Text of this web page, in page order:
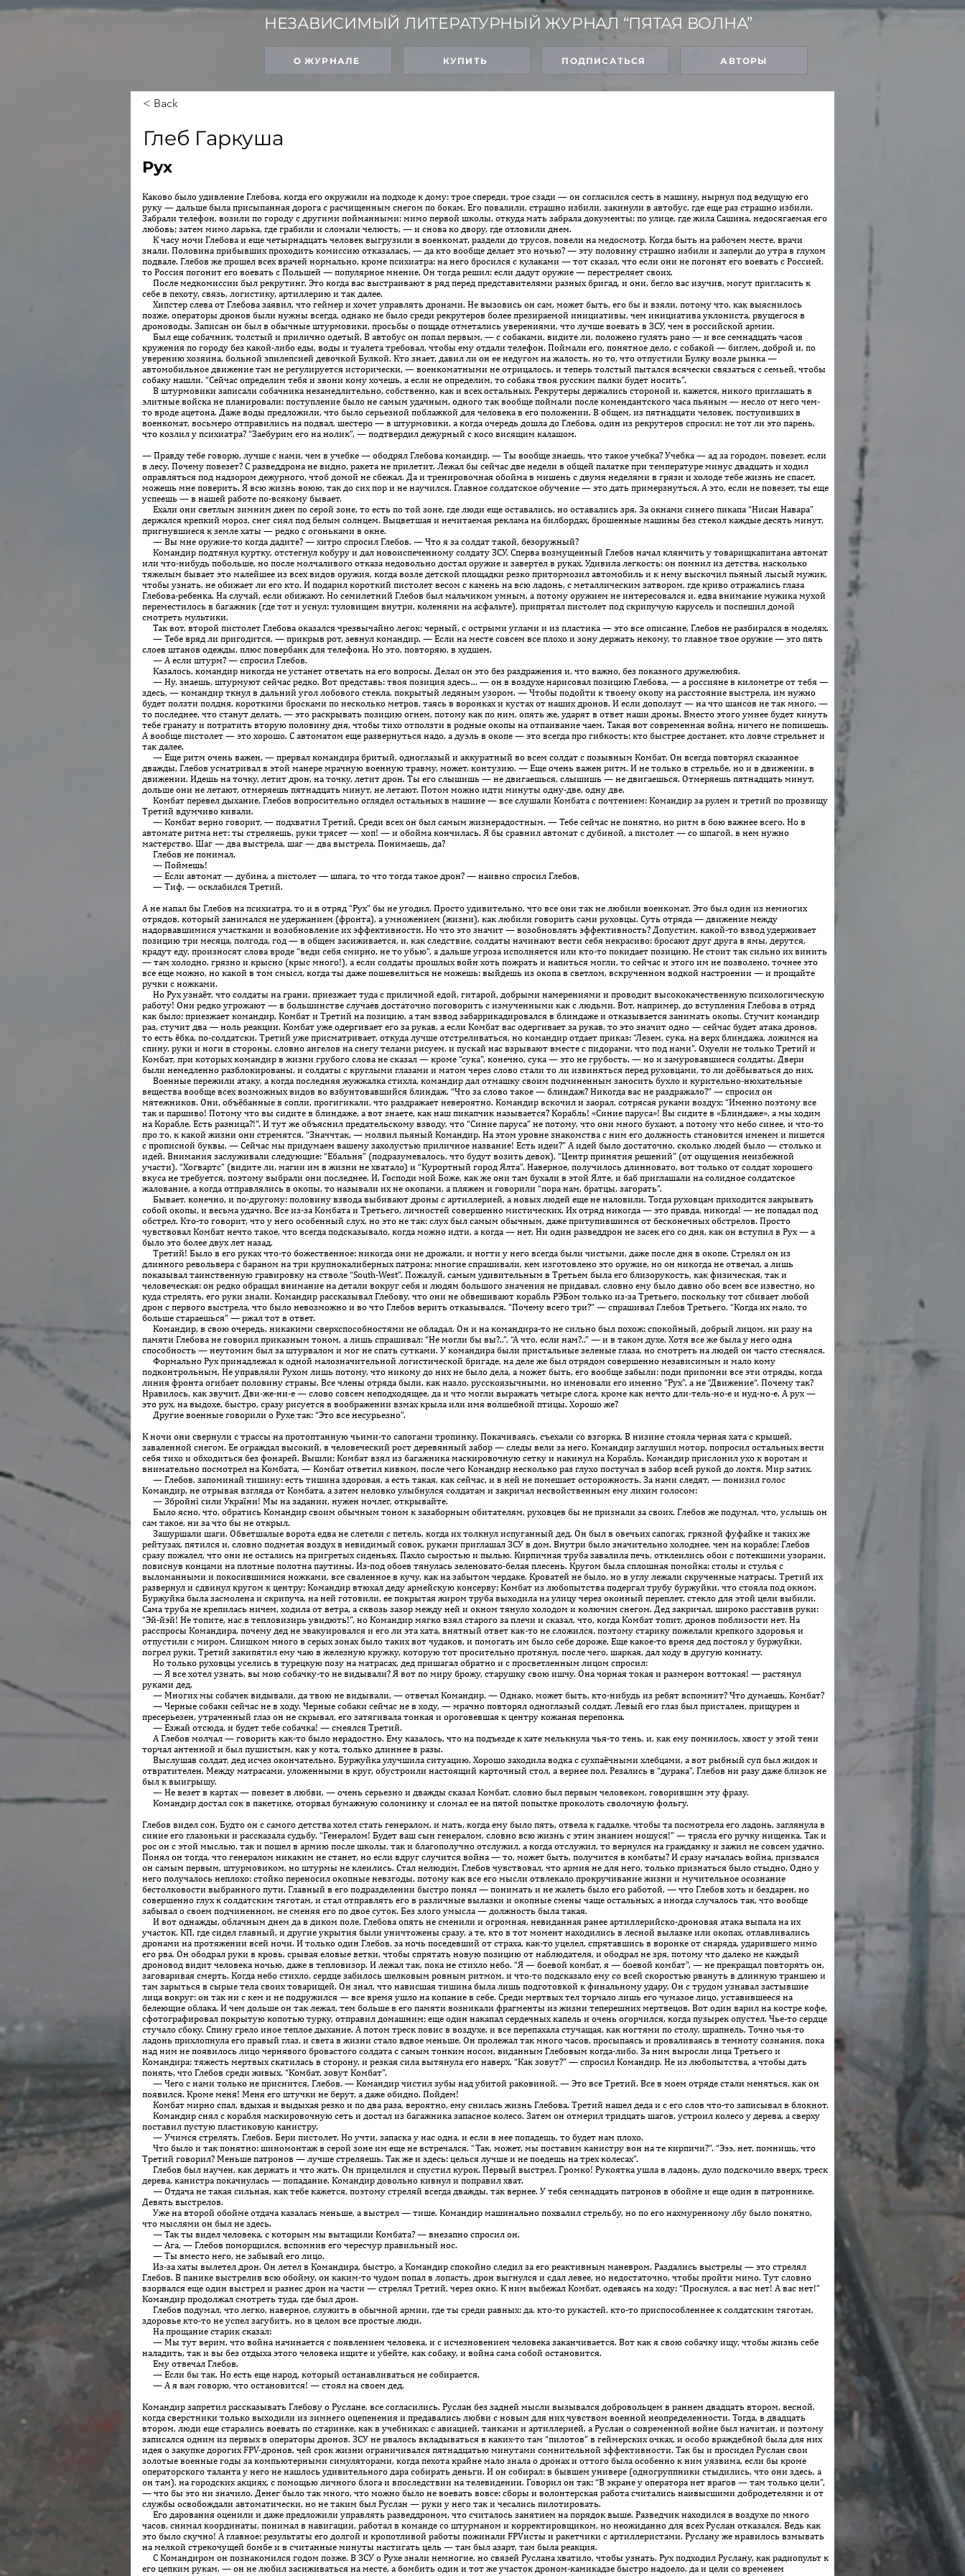
НЕЗАВИСИМЫЙ ЛИТЕРАТУРНЫЙ ЖУРНАЛ “ПЯТАЯ ВОЛНА”
О ЖУРНАЛЕ АВТОРЫ
ПОДПИСАТЬСЯ
КУПИТЬ
< Back
Глеб Гаркуша
Рух
Каково было удивление Глебова, когда его окружили на подходе к дому: трое спереди, трое сзади — он согласился сесть в машину, нырнул под ведущую его
руку — дальше была присыпанная дорога с расчищенным снегом по бокам. Его повалили, страшно избили, закинули в автобус, где еще раз страшно избили.
Забрали телефон, возили по городу с другими пойманными: мимо первой школы, откуда мать забрала документы; по улице, где жила Сашина, недосягаемая его
любовь; затем мимо ларька, где грабили и сломали челюсть, — и снова ко двору, где отловили днем.
К часу ночи Глебова и еще четырнадцать человек выгрузили в военкомат, раздели до трусов, повели на медосмотр. Когда быть на рабочем месте, врачи
знали. Половина прибывших проходить комиссию отказалась, — да кто вообще делает это ночью? — эту половину страшно избили и заперли до утра в глухом
подвале. Глебов же прошел всех врачей нормально, кроме психиатра: на него бросился с кулаками — тот сказал, что если они не погонят его воевать с Россией,
то Россия погонит его воевать с Польшей — популярное мнение. Он тогда решил: если дадут оружие — перестреляет своих.
После медкомиссии был рекрутинг. Это когда вас выстраивают в ряд перед представителями разных бригад, и они, бегло вас изучив, могут пригласить к
себе в пехоту, связь, логистику, артиллерию и так далее.
Хипстер слева от Глебова заявил, что геймер и хочет управлять дронами. Не вызовись он сам, может быть, его бы и взяли, потому что, как выяснилось
позже, операторы дронов были нужны всегда, однако не было среди рекрутеров более презираемой инициативы, чем инициатива уклониста, рвущегося в
дроноводы. Записан он был в обычные штурмовики, просьбы о пощаде отметались уверениями, что лучше воевать в ЗСУ, чем в российской армии.
Был еще собачник, толстый и прилично одетый. В автобус он попал первым, — с собаками, видите ли, положено гулять рано — и все семнадцать часов
кружения по городу без какой-либо еды, воды и туалета требовал, чтобы ему отдали телефон. Поймали его, понятное дело, с собакой — биглем, доброй и, по
уверению хозяина, больной эпилепсией девочкой Булкой. Кто знает, давил ли он ее недугом на жалость, но то, что отпустили Булку возле рынка —
автомобильное движение там не регулируется исторически, — воен­коматными не отрицалось, и теперь толстый пытался всячески связаться с семьей, чтобы
собаку нашли. “Сейчас определим тебя и звони кому хочешь, а если не определим, то собака твоя русским палки будет носить”.
В штурмовики записали собачника незамедлительно, собственно, как и всех остальных. Рекрутеры держались стороной и, кажется, никого приглашать в
элитные войска не планировали: поступление было не самым удачным, одного так вообще поймали после комендантского часа пьяным — несло от него чем-
то вроде ацетона. Даже воды предложили, что было серьезной поблажкой для человека в его положении. В общем, из пятнадцати человек, поступивших в
военкомат, восьмеро отправились на подвал, шестеро — в штурмовики, а когда очередь дошла до Глебова, один из рекрутеров спросил: не тот ли это парень,
что козлил у психиатра? “Заебурим его на нолик”, — подтвердил дежурный с косо висящим калашом.
— Правду тебе говорю, лучше с нами, чем в учебке — ободрял Гле­бо­ва командир. — Ты вообще знаешь, что такое учебка? Учеб­ка — ад за городом, повезет, если
в лесу. Почему повезет? С разведдрона не видно, ракета не прилетит. Лежал бы сейчас две недели в общей палатке при температуре минус двадцать и ходил
оправляться под надзором дежурного, чтоб домой не сбежал. Да и трениро­воч­ная обойма в мишень с двумя неделями в грязи и холоде тебе жизнь не спасет,
можешь мне поверить. Я всю жизнь воюю, так до сих пор и не научился. Главное солдатское обучение — это дать примерзнуться. А это, если не повезет, ты еще
успеешь — в нашей работе по-всякому бывает.
Ехали они светлым зимним днем по серой зоне, то есть по той зоне, где люди еще оставались, но оставались зря. За окнами синего пикапа “Нисан Навара”
держался крепкий мороз, снег сиял под белым солнцем. Выцветшая и нечитаемая реклама на билбордах, брошенные машины без стекол каждые десять минут,
пригнувшиеся к земле хаты — редко с огоньками в окне.
— Вы мне оружие-то когда дадите? — хитро спросил Глебов. — Что я за солдат такой, безоружный?
Командир подтянул куртку, отстегнул кобуру и дал новоиспеченному солдату ЗСУ. Сперва возмущенный Глебов начал клянчить у товарищкапитана автомат
или что-нибудь побольше, но пос­ле молчаливого отказа недовольно достал оружие и завертел в руках. Удивила легкость: он помнил из детства, насколько
тяжелым бывает это малейшее из всех видов оружия, когда возле детской площадки резко притормозил автомобиль и к нему выскочил пьяный лысый мужик,
чтобы узнать, не обижает ли его кто. И подарил короткий пистолет весом с камень на всю ладонь, с металлическим затвором, где криво отражались глаза
Глебова-ребенка. На случай, если обижают. Но семилетний Глебов был мальчиком умным, а потому оружием не интересовался и, едва внимание мужика мухой
переместилось в багажник (где тот и уснул: туловищем внут­ри, коленями на асфальте), припрятал пистолет под скрипучую карусель и поспешил домой
смотреть мультики.
Так вот, второй пистолет Глебова оказался чрезвычайно легок; черный, с острыми углами и из пластика — это все описание, Глебов не разбирался в моделях.
— Тебе вряд ли пригодится, — прикрыв рот, зевнул командир. — Если на месте совсем все плохо и зону держать некому, то главное твое оружие — это пять
слоев штанов одежды, плюс по­вер­банк для телефона. Но это, повторяю, в худшем.
— А если штурм? — спросил Глебов.
Казалось, командир никогда не устанет отвечать на его вопросы. Делал он это без раздражения и, что важно, без показного дру­же­любия.
— Ну, знаешь, штурмуют сейчас редко. Вот представь: твоя позиция здесь… — он в воздухе нарисовал позицию Глебова, — а россияне в километре от тебя —
здесь, — командир ткнул в дальний угол лобового стекла, покрытый ледяным узором. — Чтобы подойти к твоему окопу на расстояние выстрела, им нужно
будет ползти полдня, короткими бросками по несколько метров, таясь в воронках и кустах от наших дронов. И если доползут — на что шансов не так много, —
то последнее, что станут делать, — это раскрывать позицию огнем, потому как по ним, опять же, ударят в ответ наши дроны. Вместо этого умнее будет кинуть
тебе гранату и потратить вторую половину дня, чтобы тихо отползти в родные окопы на отпаивание чаем. Такая вот современная война, ничего не попишешь.
А вообще пистолет — это хорошо. С автоматом еще развернуться надо, а дуэль в окопе — это всегда про гибкость: кто быстрее достанет, кто ловче стрельнет и
так далее.
— Еще ритм очень важен, — прервал командира бритый, одно­глазый и аккуратный во всем солдат с позывным Комбат. Он всегда повторял сказанное
дважды, Глебов усматривал в этой манере мрачную военную травму, может, контузию. — Еще очень важен ритм. И не только в стрельбе, но и в движении, в
движении. Идешь на точку, летит дрон, на точку, летит дрон. Ты его слышишь — не двигаешься, слышишь — не двигаешься. Отмеряешь пятнадцать минут,
дольше они не летают, отмеряешь пятнадцать минут, не летают. Потом можно идти минуты одну-две, одну две.
Комбат перевел дыхание, Глебов вопросительно оглядел остальных в машине — все слушали Комбата с почтением: Командир за рулем и третий по прозвищу
Третий вдумчиво кивали.
— Комбат верно говорит, — подхватил Третий. Среди всех он был самым жизнерадостным. — Тебе сейчас не понятно, но ритм в бою важнее всего. Но в
автомате ритма нет: ты стреляешь, руки трясет — хоп! — и обойма кончилась. Я бы сравнил автомат с дубиной, а пистолет — со шпагой, в нем нужно
мастерство. Шаг — два выстрела, шаг — два выстрела. Понимаешь, да?
Глебов не понимал.
— Поймешь!
— Если автомат — дубина, а пистолет — шпага, то что тогда такое дрон? — наивно спросил Глебов.
— Тиф, — осклабился Третий.
А не напал бы Глебов на психиатра, то и в отряд “Рух” бы не угодил. Просто удивительно, что все они так не любили военкомат. Это был один из немногих
отрядов, который занимался не удержанием (фронта), а умножением (жизни), как любили говорить сами руховцы. Суть отряда — движение между
надорвавшимися участками и возобновление их эффективности. Но что это значит — возобновлять эффективность? Допустим, какой-то взвод удерживает
позицию три месяца, полгода, год — в общем засиживается, и, как следствие, солдаты начинают вести себя некрасиво: бросают друг друга в ямы, дерутся,
крадут еду, произносят слова вроде “веди себя смирно, не то убью”, а дальше угроза исполняется или кто-то покидает позицию. Не стоит так сильно их винить
— там холодно, грязно и крысно (крыс много!), а если солдаты прошлых войн хоть пожрать и напиться могли, то сейчас и этого им не позволено, точнее это
все еще можно, но какой в том смысл, когда ты даже пошевелиться не можешь: выйдешь из окопа в светлом, вскрученном водкой настроении — и прощайте
ручки с ножками.
Но Рух узнаёт, что солдаты на грани, приезжает туда с приличной едой, гитарой, добрыми намерениями и проводит высокока­че­ственную психологическую
работу! Они редко угрожают — в большинстве случаев достаточно поговорить с измученными как с людьми. Вот, например, до вступления Глебова в отряд
как было: приезжает командир, Комбат и Третий на позицию, а там взвод забаррикадировался в блиндаже и отказывается занимать окопы. Стучит командир
раз, стучит два — ноль реакции. Комбат уже одергивает его за рукав, а если Комбат вас одергивает за рукав, то это значит одно — сейчас будет атака дронов,
то есть ёбка, по-солдатски. Третий уже присматривает, откуда лучше отстреливаться, но командир отдает приказ: “Лезем, сука, на верх блиндажа, ложимся на
спину, руки и ноги в стороны, словно ангелов на снегу телами рисуем, и пускай нас взрывают вместе с пидорами, что под нами”. Охуели не только Третий и
Комбат, при которых командир в жизни грубого слова не сказал — кроме “сука”, конечно, сука — это не грубость, — но и замуровавшиеся солдаты. Двери
были немедленно разблокированы, и солдаты с круглыми глазами и матом через слово стали то ли извиняться перед руховцами, то ли доёбываться до них.
Военные пережили атаку, а когда последняя жужжалка стихла, командир дал отмашку своим подчиненным заносить бухло и курительно-нюхательные
вещества вообще всех возможных видов во взбунтовавшийся блиндаж. “Что за слово такое — блиндаж? Никогда вас не раздражало?” — спросил он
мятежников. Они, объ­ёбанные в сопли, прогигикали, что раздражает невероятно. Командир вскочил и заорал, сотрясая руками воздух: “Именно поэтому все
так и паршиво! Потому что вы сидите в блиндаже, а вот знаете, как наш пикапчик называется? Корабль! «Синие паруса»! Вы сидите в «Блиндаже», а мы ходим
на Корабле. Есть разница?!”. И тут же объяснил предательскому взводу, что “Синие паруса” не потому, что они много бухают, а потому что небо синее, и что-то
про то, к какой жизни они стремятся. “Значчтак, — молвил пьяный Командир. На этом уровне знакомства с ним его должность становится именем и пишется
с прописной буквы. — Сейчас мы придумаем вашему захолустью приличное название! Есть идеи?” А идей было достаточно, сколько людей было — столько и
идей. Внимания заслуживали следующие: “Ебальня” (подразумевалось, что будут возить девок), “Центр принятия решений” (от ощущения неизбежной
участи), “Хогвартс” (видите ли, магии им в жизни не хватало) и “Курортный город Ялта”. Наверное, получилось длинновато, вот только от солдат хорошего
вкуса не требуется, поэтому выбрали они последнее. И, Господи мой Боже, как же они там бухали в этой Ялте, и баб приглашали на солидное солдатское
жалование, а когда отправлялись в окопы, то называли их не окопами, а пляжем и говорили “пора нам, братцы, загорать”.
Бывает, конечно, и по-другому: половину взвода выбивают дроны с артиллерией, а новых людей еще не наловили. Тогда руховцам приходится закрывать
собой окопы, и весьма удачно. Все из-за Комбата и Третьего, личностей совершенно мистических. Их отряд никогда — это правда, никогда! — не попадал под
обстрел. Кто-то говорит, что у него особенный слух, но это не так: слух был самым обычным, даже притупившимся от бесконечных обстрелов. Просто
чувствовал Комбат нечто такое, что всегда подсказывало, когда можно идти, а когда — нет. Ни один разведдрон не засек его со дня, как он вступил в Рух — а
было это более двух лет назад.
Третий! Было в его руках что-то божественное: никогда они не дрожали, и ногти у него всегда были чистыми, даже после дня в окопе. Стрелял он из
длинного револьвера с бараном на три крупнокалиберных патрона; многие спрашивали, кем изготовлено это оружие, но он никогда не отвечал, а лишь
показывал таинственную гравировку на стволе “South-West”. Пожалуй, самым удивительным в Третьем была его близорукость, как физическая, так и
человеческая: он редко обращал внимание на детали вокруг себя и людям большого значения не придавал, словно ему было давно обо всем все известно, но
куда стрелять, его руки знали. Ко­мандир рассказывал Глебову, что они не обвешивают корабль РЭБом только из-за Третьего, поскольку тот сбивает любой
дрон с первого выстрела, что было невозможно и во что Глебов верить отказывался. “Почему всего три?” — спрашивал Глебов Третьего. “Когда их мало, то
больше стараешься” — ржал тот в ответ.
Командир, в свою очередь, никакими сверхспособностями не об­ладал. Он и на командира-то не сильно был похож: спокойный, добрый лицом, ни разу на
памяти Глебова не говорил приказным тоном, а лишь спрашивал: “Не могли бы вы?..”, “А что, если нам?..” — и в таком духе. Хотя все же была у него одна
способность — неутомим был за штурвалом и мог не спать сутками. У командира были пристальные зеленые глаза, но смотреть на людей он часто стеснялся.
Формально Рух принадлежал к одной малозначительной логистической бригаде, на деле же был отрядом совершенно независимым и мало кому
подконтрольным. Не управляли Рухом лишь потому, что никому до них не было дела, а может быть, его вообще забыли: поди припомни все эти отряды, когда
линия фронта огибает половину страны. Все члены отряда были, как назло, русско­язычными, но именовали его именно “Рух”, а не “Движение“. По­че­му так?
Нравилось, как звучит. Дви-же-ни-е — слово совсем не­под­ходящее, да и что могли выражать четыре слога, кроме как нечто дли-тель-но-е и нуд-но-е. А рух —
это рух, на выдохе, быстро, сразу рисуется в воображении взмах крыла или имя волшебной птицы. Хорошо же?
Другие военные говорили о Рухе так: “Это все несурьезно”.
К ночи они свернули с трассы на протоптанную чьими-то сапогами тропинку. Покачиваясь, съехали со взгорка. В низине стояла черная хата с крышей,
заваленной снегом. Ее ограждал высокий, в человеческий рост деревянный забор — следы вели за него. Командир заглушил мотор, попросил остальных вести
себя тихо и обходиться без фонарей. Вышли; Комбат взял из багажника мас­ки­ро­вочную сетку и накинул на Корабль. Командир прислонил ухо к воротам и
внимательно посмотрел на Комбата, — Комбат ответил кивком, после чего Командир несколько раз глухо постучал в забор всей рукой до локтя. Мир затих.
— Глебов, запоминай тишину: есть тишина здоровая, а есть такая, как сейчас, и в ней не помешает осторожность. За нами следят, — понизил голос
Командир, не отрывая взгляда от Комбата, а затем неловко улыбнулся солдатам и закричал несвойственным ему лихим голосом:
— Збройні сили України! Мы на задании, нужен ночлег, от­кры­вайте.
Было ясно, что, обратись Командир своим обычным тоном к зазаборным обитателям, руховцев бы не признали за своих. Глебов же подумал, что, услышь он
сам такое, ни за что бы не открыл.
Зашуршали шаги. Обветшалые ворота едва не слетели с петель, когда их толкнул испуганный дед. Он был в овечьих сапогах, грязной фуфайке и таких же
рейтузах, пятился и, словно подметая воздух в невидимый совок, руками приглашал ЗСУ в дом. Внутри было значительно холоднее, чем на корабле; Глебов
сразу пожалел, что они не остались на пригретых сиденьях. Пахло сыростью и пылью. Кирпичная труба завалила печь, отклеились обои с потекшими узорами,
повиснув концами на плотные полотна паутины. Из-под обоев тянулась зеленовато-белая плесень. Кругом была сплошная помойка: столы и стулья с
выломанными и покосившимися ножками, все сваленное в кучу, как на забытом чердаке. Кроватей не было, но в углу лежали скрученные матрасы. Третий их
развернул и сдвинул кругом к центру; Командир втюхал деду армейскую консерву; Комбат из любопытства подергал трубу буржуйки, что стояла под окном.
Буржуйка была засмолена и скрипуча, на ней готовили, ее покрытая жиром труба выходила на улицу через оконный переплет, стекло для этой цели выбили.
Сама труба не крепилась ничем, ходила от ветра, а сквозь зазор между ней и окном тянуло холодом и колючим снегом. Дед закричал, широко расставив руки:
“Эй-йэй! Не топите, нас в тепловизирь увидють!”, но Командир мягко взял старого за плечи и сказал, что, когда Комбат топит, дронов поблизости нет. На
расспросы Командира, почему дед не эвакуировался и его ли эта хата, внятный ответ как-то не сложился, поэтому старику пожелали крепкого здоровья и
отпустили с миром. Слишком много в серых зонах было таких вот чудаков, и помогать им было себе дороже. Еще какое-то время дед постоял у буржуйки,
погрел руки, Третий закипятил ему чаю в железную кружку, которую тот просительно протянул, после чего, шаркая, дал ходу в другую комнату.
Но только руховцы уселись в турецкую позу на матрасах, дед пришагал обратно и с просветленным лицом спросил:
— Я все хотел узнать, вы мою собачку-то не видывали? Я вот по миру брожу, старушку свою ишчу. Она чорная токая и размером воттокая! — растянул
руками дед.
— Многих мы собачек видывали, да твою не видывали, — отвечал Командир. — Однако, может быть, кто-нибудь из ребят вспомнит? Что думаешь, Комбат?
— Черные собаки сейчас не в ходу. Черные собаки сейчас не в ходу, — мрачно повторял одноглазый солдат. Левый его глаз был пристален, прищурен и
пресерьезен, утраченный глаз он не скры­вал, его затягивала тонкая и ороговевшая к центру кожаная перепонка.
— Езжай отсюда, и будет тебе собачка! — смеялся Третий.
А Глебов молчал — говорить как-то было нерадостно. Ему казалось, что на подъезде к хате мелькнула чья-то тень, и, как ему помнилось, хвост у этой тени
торчал антенной и был пушистым, как у кота, только длиннее в разы.
Выслушав солдат, дед исчез окончательно. Буржуйка улучшила ситуацию. Хорошо заходила водка с сухпаёчными хлебцами, а вот рыбный суп был жидок и
отвратителен. Между матрасами, уложенными в круг, обустроили настоящий карточный стол, а вернее пол. Резались в “дурака”, Глебов ни разу даже близок не
был к выигрышу.
— Не везет в картах — повезет в любви, — очень серьезно и дважды сказал Комбат, словно был первым человеком, говорившим эту фразу.
Командир достал сок в пакетике, оторвал бумажную соломинку и сломал ее на пятой попытке проколоть сволочную фольгу.
Глебов видел сон. Будто он с самого детства хотел стать генералом, и мать, когда ему было пять, отвела к гадалке, чтобы та посмотрела его ладонь, заглянула в
синие его глазоньки и рассказала судьбу. “Генералом! Будет ваш сын генералом, словно всю жизнь с этим знанием ношуся!” — трясла его ручку нищенка. Так и
рос он с этой мыслью, так и пошел в армию после школы, так и благополучно отслужил, а когда отслужил, то вернулся на гражданку и зажил не совсем удачно.
Понял он тогда, что генералом никаким не станет, но если вдруг случится война — то, может быть, получится в комбаты? И сразу началась война, призвался
он самым первым, штурмовиком, но штурмы не клеились. Стал нелюдим. Глебов чувствовал, что армия не для него, только признаться было стыдно. Одно у
него получалось неплохо: стойко переносил окопные невзгоды, потому как все его мысли отвлекало прокручивание жизни и мучительное осознание
бестолковости выбранного пути. Главный в его подразделении быстро понял — понимать и не жалеть было его работой, — что Глебов хоть и бездарен, но
совершенно глух к солдатским тяготам, и стал отправлять его в различные вылазки и окопные смены чаще остальных, а иногда случалось так, что вообще
забывал о своем подчиненном, не сменяя его по двое суток. Без злого умысла — должность была такая.
И вот однажды, облачным днем да в диком поле, Глебова опять не сменили и огромная, невиданная ранее артиллерийско-дроновая атака выпала на их
участок. КП, где сидел главный, и другие укрытия были уничтожены сразу, а те, кто в тот момент находились в лесной вылазке или окопах, отлавливались
дронами на протяжении всей ночи. И только один Глебов, за ночь поседевший от страха, как-то уцелел, спрятавшись в воронке от снаряда, ударившего мимо
его рва. Он ободрал руки в кровь, срывая еловые ветки, чтобы спрятать новую позицию от наблюдателя, и ободрал не зря, потому что далеко не каждый
дроновод видит человека ночью, даже в тепловизор. И лежал так, пока не стихло небо. “Я — боевой комбат, я — боевой комбат”, — не прекращал повторять он,
заговаривая смерть. Когда небо стихло, сердце забилось шелковым ровным ритмом, и что-то подсказало ему со всей скоростью рвануть в длинную траншею и
там зарыться в сырые тела своих товарищей. Он знал, что нависшая тишина была лишь подготовкой к финальному удару. Он с трудом узнавал застывшие
лица вокруг: он так ни с кем и не подружился — все время ушло на копание в себе. Среди мертвых тел торчало лишь его чумазое лицо, уставившееся на
белеющие облака. И чем дольше он так лежал, тем больше в его памяти возникали фрагменты из жизни теперешних мертвецов. Вот один варил на костре кофе,
сфотографировал покрытую копотью турку, отправил домашним; еще один накапал сердечных капель и очень огорчился, когда пузырек опустел. Чье-то сердце
стучало сбоку. Спину грело иное теплое дыхание. А потом треск повис в воздухе, и все перепахала стучащая, как ногтями по столу, шрапнель. Точно чья-то
ладонь прихлопнула его правый глаз, и света в жизни стало вдвое меньше. Он пролежал так много часов, просыпаясь и проваливаясь в темноту сознания, пока
над ним не появилось лицо чернявого бровастого солдата с самым тонким носом, виданным Глебовым когда-либо. За ним выросли лица Третьего и
Командира; тяжесть мертвых скатилась в сторону, и резкая сила вытянула его наверх. “Как зовут?” — спросил Командир. Не из любопытства, а чтобы дать
понять, что Глебов среди живых. “Комбат, зовут Комбат”.
— Чего с нами только не приснится, Глебов. — Командир чистил зубы над убитой раковиной. — Это все Третий. Все в моем отряде стали меняться, как он
появился. Кроме меня! Меня его штучки не берут, а даже обидно. Пойдем!
Комбат мирно спал, вдыхая и выдыхая резко и по два раза, вероятно, ему снилась жизнь Глебова. Третий нашел деда и с его слов что-то записывал в блокнот.
Командир снял с корабля маскировочную сеть и достал из ба­гажника запасное колесо. Затем он отмерил тридцать шагов, устроил колесо у дерева, а сверху
поставил пустую пластиковую канистру.
— Учимся стрелять, Глебов. Бери пистолет. Но учти, запаска у нас одна, и если в нее попадешь, то будет нам плохо.
Что было и так понятно: шиномонтаж в серой зоне им еще не встречался. “Так, может, мы поставим канистру вон на те кирпичи?”. “Эээ, нет, помнишь, что
Третий говорил? Меньше патронов — лучше стреляешь. Так же и здесь: целься лучше и не поедешь на трех колесах”.
Глебов был научен, как держать и что жать. Он прицелился и спустил курок. Первый выстрел. Громко! Рукоятка ушла в ладонь, дуло подскочило вверх, треск
дерева, канистра покачнулась — попадание. Командир довольно кивнул и поправил хват.
— Отдача не такая сильная, как тебе кажется, поэтому стреляй всегда дважды, так вернее. У тебя семнадцать патронов в обойме и еще один в патроннике.
Девять выстрелов.
Уже на второй обойме отдача казалась меньше, а выстрел — тише. Командир машинально похвалил стрельбу, но по его нахмуренному лбу было понятно,
что мыслями он был не здесь.
— Так ты видел человека, с которым мы вытащили Комбата? — внезапно спросил он.
— Ага, — Глебов поморщился, вспомнив его чересчур правильный нос.
— Ты вместо него, не забывай его лицо.
Из-за хаты вылетел дрон. Он летел в Командира, быстро, а Командир спокойно следил за его реактивным маневром. Раздались выстрелы — это стрелял
Глебов. В панике выстрелив всю обойму, он каким-то чудом попал в лопасть, дрон выгнулся и сдал левее, но недостаточно, чтобы пройти мимо. Тут словно
взорвался еще один выстрел и разнес дрон на части — стрелял Третий, через окно. К ним выбежал Комбат, одеваясь на ходу: “Проснулся, а вас нет! А вас нет!”
Командир продолжал смотреть туда, где был дрон.
Глебов подумал, что легко, наверное, служить в обычной армии, где ты среди равных: да, кто-то рукастей, кто-то приспособленнее к солдатским тяготам,
здоровье кто-то не успел загубить, но в целом все простые люди.
На прощание старик сказал:
— Мы тут верим, что война начинается с появлением человека, и с исчезновением человека заканчивается. Вот как я свою собачку ищу, чтобы жизнь себе
наладить, так и вы без отдыха этого человека ищите и убейте, как собаку, и война сама собой остановится.
Ему отвечал Глебов.
— Если бы так. Но есть еще народ, который останавливаться не собирается.
— А я вам говорю, что остановится! — стоял на своем дед.
Командир запретил рассказывать Глебову о Руслане, все согласились. Руслан без задней мысли вызывался добровольцем в раннем двадцать втором, весной,
когда сверстники только выходили из зимнего оцепенения и предавались любви с новым для них чувством военной неопределенности. Тогда, в двадцать
втором, люди еще старались воевать по старинке, как в учебниках: с авиацией, танками и артиллерией, а Руслан о современной войне был начитан, и поэтому
записался одним из первых в операторы дронов. ЗСУ не рвалось вкладываться в каких-то там “пилотов” в геймерских очках, и особо враждебной была для них
идея о закупке дорогих FPV-дронов, чей срок жизни ограничивался пятнадцатью минутами сомнительной эффективности. Так бы и просидел Руслан свои
золотые военные годы за компьютерными симуляторами, когда пехота крайне мало знала о дронах и оттого была особенно к ним уязвима, если бы кроме
операторского таланта у него не нашлось удивительного дара собирать деньги. И он собирал: в бывшем универе (одногруппники стыдились, что они здесь, а
он там), на городских акциях, с помощью личного блога и впоследствии на телевидении. Говорил он так: “В экране у оператора нет врагов — там только цели”,
— что бы это ни значило. Денег было так много, что можно было не воевать вовсе: сборы и волонтерская работа считались наивысшими добродетелями и от
службы освобождали автоматически, но не таким был Руслан — руки у него так и чесались пилотировать.
Его дарования оценили и даже предложили управлять разведдроном, что считалось занятием на порядок выше. Разведчик находился в воздухе по много
часов, снимал координаты, понимал в навигации, работал в команде со штурманом и корректировщиком, но неожиданно для всех Руслан отказался. Ведь как
это было скучно! А главное: результаты его долгой и кропотливой работы пожинали FPVисты и ракетчики с артиллеристами. Руслану же нравилось взмывать
на мелкой стрекочущей бомбе и в считанные минуты настигать цель — там был азарт, там была реакция.
С Командиром он познакомился годом позже. В ЗСУ о Рухе знали немногие, но связей Руслана хватило, чтобы узнать. Рух подходил Руслану, как радиопульт к
его цепким рукам, — он не любил засиживаться на месте, а бомбить один и тот же участок дроном-камикадзе быстро надоело, да и цели со временем